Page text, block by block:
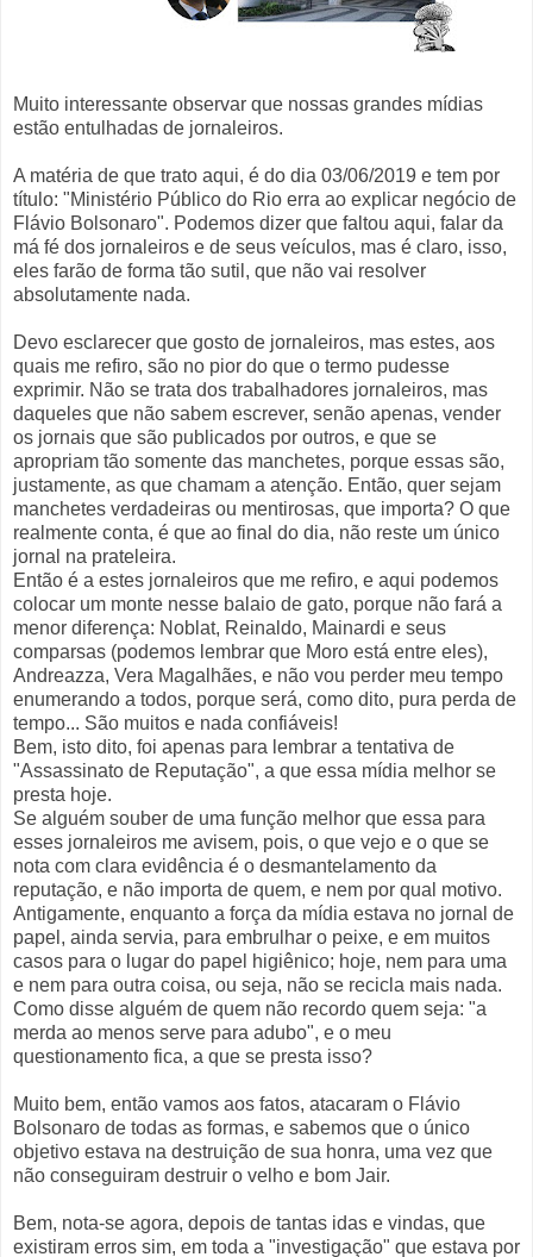
Muito interessante observar que nossas grandes mídias
estão entulhadas de jornaleiros.
A matéria de que trato aqui, é do dia 03/06/2019 e tem por
título: "Ministério Público do Rio erra ao explicar negócio de
Flávio Bolsonaro". Podemos dizer que faltou aqui, falar da
má fé dos jornaleiros e de seus veículos, mas é claro, isso,
eles farão de forma tão sutil, que não vai resolver
absolutamente nada.
Devo esclarecer que gosto de jornaleiros, mas estes, aos
quais me refiro, são no pior do que o termo pudesse
exprimir. Não se trata dos trabalhadores jornaleiros, mas
daqueles que não sabem escrever, senão apenas, vender
os jornais que são publicados por outros, e que se
apropriam tão somente das manchetes, porque essas são,
justamente, as que chamam a atenção. Então, quer sejam
manchetes verdadeiras ou mentirosas, que importa? O que
realmente conta, é que ao final do dia, não reste um único
jornal na prateleira.
Então é a estes jornaleiros que me refiro, e aqui podemos
colocar um monte nesse balaio de gato, porque não fará a
menor diferença: Noblat, Reinaldo, Mainardi e seus
comparsas (podemos lembrar que Moro está entre eles),
Andreazza, Vera Magalhães, e não vou perder meu tempo
enumerando a todos, porque será, como dito, pura perda de
tempo... São muitos e nada confiáveis!
Bem, isto dito, foi apenas para lembrar a tentativa de
"Assassinato de Reputação", a que essa mídia melhor se
presta hoje.
Se alguém souber de uma função melhor que essa para
esses jornaleiros me avisem, pois, o que vejo e o que se
nota com clara evidência é o desmantelamento da
reputação, e não importa de quem, e nem por qual motivo.
Antigamente, enquanto a força da mídia estava no jornal de
papel, ainda servia, para embrulhar o peixe, e em muitos
casos para o lugar do papel higiênico; hoje, nem para uma
e nem para outra coisa, ou seja, não se recicla mais nada.
Como disse alguém de quem não recordo quem seja: "a
merda ao menos serve para adubo", e o meu
questionamento fica, a que se presta isso?
Muito bem, então vamos aos fatos, atacaram o Flávio
Bolsonaro de todas as formas, e sabemos que o único
objetivo estava na destruição de sua honra, uma vez que
não conseguiram destruir o velho e bom Jair.
Bem, nota-se agora, depois de tantas idas e vindas, que
existiram erros sim, em toda a "investigação" que estava por